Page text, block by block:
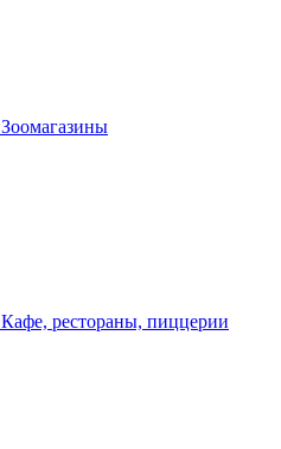
Зоомагазины
Кафе, рестораны, пиццерии